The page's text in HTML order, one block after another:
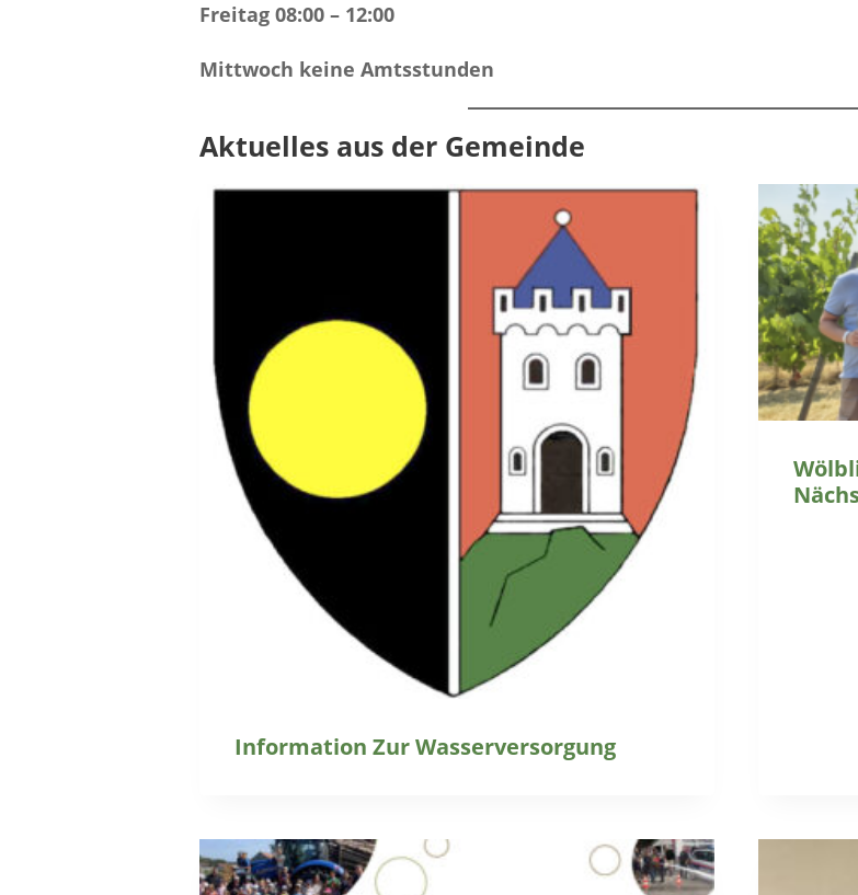
Freitag 08:00 – 12:00
Mittwoch keine Amtsstunden
Aktuelles aus der Gemeinde
Information Zur Wasserversorgung